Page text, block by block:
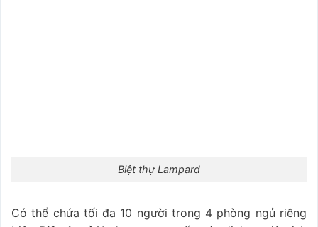
Biệt thự Lampard
Có thể chứa tối đa 10 người trong 4 phòng ngủ riêng